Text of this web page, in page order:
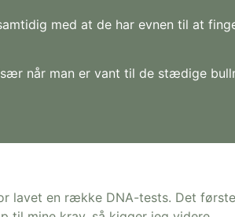
med at de har evnen til at
når man er vant til de stædige
lavet en række DNA-tests. Det